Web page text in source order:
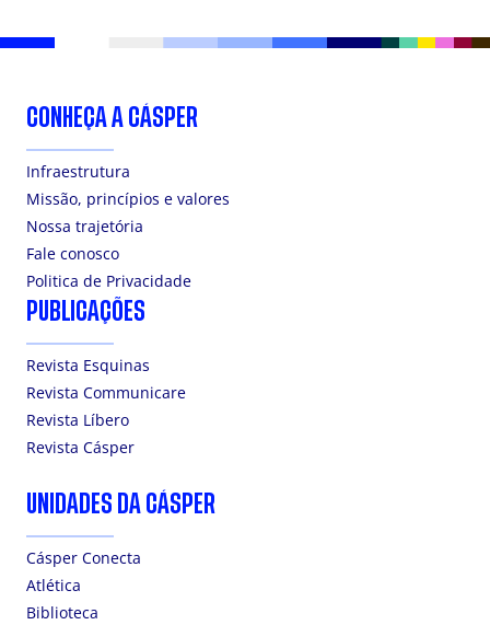
CONHEÇA A CÁSPER
Infraestrutura
Missão, princípios e valores
Nossa trajetória
Fale conosco
Politica de Privacidade
PUBLICAÇÕES
Revista Esquinas
Revista Communicare
Revista Líbero
Revista Cásper
UNIDADES DA CÁSPER
Cásper Conecta
Atlética
Biblioteca